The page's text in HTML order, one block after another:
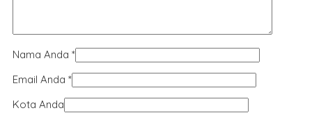
Nama Anda *
Email Anda *
Kota Anda